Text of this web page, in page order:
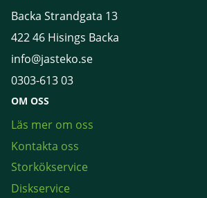
Backa Strandgata 13
422 46 Hisings Backa
info@jasteko.se
0303-613 03
OM OSS
Läs mer om oss
Kontakta oss
Storkökservice
Diskservice